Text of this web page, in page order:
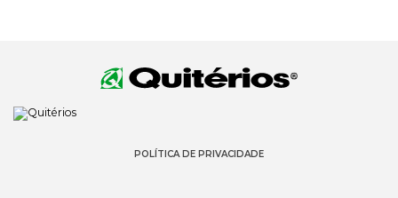
POLÍTICA DE PRIVACIDADE